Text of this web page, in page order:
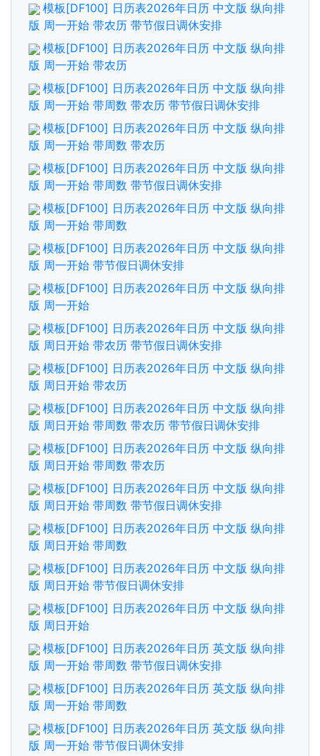
模板[DF100] 日历表2026年日历 中文版 纵向排
版 周一开始 带农历 带节假日调休安排
模板[DF100] 日历表2026年日历 中文版 纵向排
版 周一开始 带农历
模板[DF100] 日历表2026年日历 中文版 纵向排
版 周一开始 带周数 带农历 带节假日调休安排
模板[DF100] 日历表2026年日历 中文版 纵向排
版 周一开始 带周数 带农历
模板[DF100] 日历表2026年日历 中文版 纵向排
版 周一开始 带周数 带节假日调休安排
模板[DF100] 日历表2026年日历 中文版 纵向排
版 周一开始 带周数
模板[DF100] 日历表2026年日历 中文版 纵向排
版 周一开始 带节假日调休安排
模板[DF100] 日历表2026年日历 中文版 纵向排
版 周一开始
模板[DF100] 日历表2026年日历 中文版 纵向排
版 周日开始 带农历 带节假日调休安排
模板[DF100] 日历表2026年日历 中文版 纵向排
版 周日开始 带农历
模板[DF100] 日历表2026年日历 中文版 纵向排
版 周日开始 带周数 带农历 带节假日调休安排
模板[DF100] 日历表2026年日历 中文版 纵向排
版 周日开始 带周数 带农历
模板[DF100] 日历表2026年日历 中文版 纵向排
版 周日开始 带周数 带节假日调休安排
模板[DF100] 日历表2026年日历 中文版 纵向排
版 周日开始 带周数
模板[DF100] 日历表2026年日历 中文版 纵向排
版 周日开始 带节假日调休安排
模板[DF100] 日历表2026年日历 中文版 纵向排
版 周日开始
模板[DF100] 日历表2026年日历 英文版 纵向排
版 周一开始 带周数 带节假日调休安排
模板[DF100] 日历表2026年日历 英文版 纵向排
版 周一开始 带周数
模板[DF100] 日历表2026年日历 英文版 纵向排
版 周一开始 带节假日调休安排